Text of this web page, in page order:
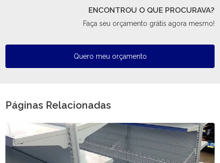
ENCONTROU O QUE PROCURAVA?
Faça seu orçamento grátis agora mesmo!
Quero meu orçamento
Páginas Relacionadas